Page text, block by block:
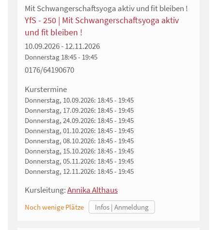
Mit Schwangerschaftsyoga aktiv und fit bleiben !
YfS - 250 | Mit Schwangerschaftsyoga aktiv
und fit bleiben !
10.09.2026 - 12.11.2026
Donnerstag 18:45 - 19:45
0176/64190670
Kurstermine
Donnerstag, 10.09.2026: 18:45 - 19:45
Donnerstag, 17.09.2026: 18:45 - 19:45
Donnerstag, 24.09.2026: 18:45 - 19:45
Donnerstag, 01.10.2026: 18:45 - 19:45
Donnerstag, 08.10.2026: 18:45 - 19:45
Donnerstag, 15.10.2026: 18:45 - 19:45
Donnerstag, 05.11.2026: 18:45 - 19:45
Donnerstag, 12.11.2026: 18:45 - 19:45
Kursleitung:Annika Althaus
Noch wenige Plätze